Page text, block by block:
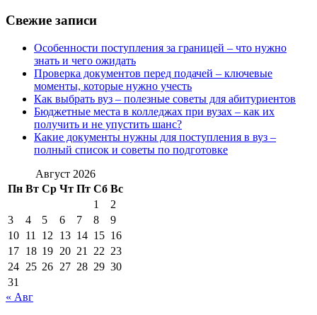
Свежие записи
Особенности поступления за границей – что нужно
знать и чего ожидать
Проверка документов перед подачей – ключевые
моменты, которые нужно учесть
Как выбрать вуз – полезные советы для абитуриентов
Бюджетные места в колледжах при вузах – как их
получить и не упустить шанс?
Какие документы нужны для поступления в вуз –
полный список и советы по подготовке
Август 2026
Пн Вт Ср Чт Пт Сб Вс
1
2
3
4 5 6 7 8
9
10 11 12 13 14 15 16
17 18 19 20 21 22 23
24 25 26 27 28 29 30
31
« Авг